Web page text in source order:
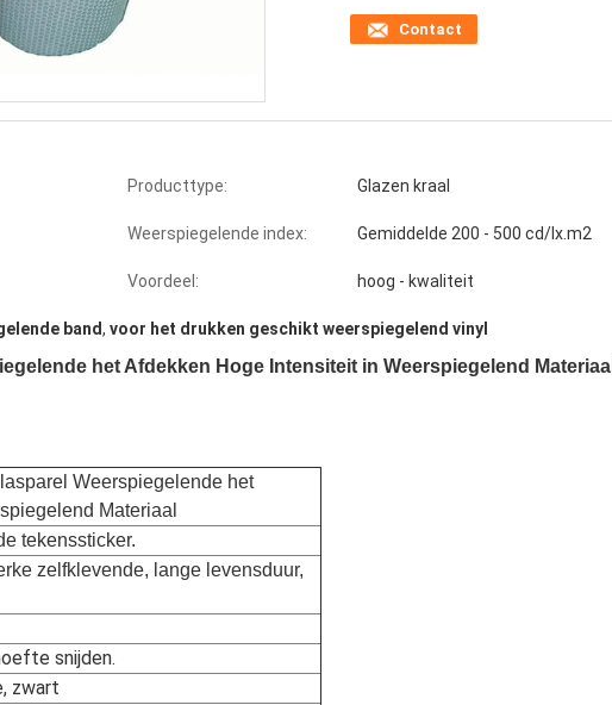
Contact
Producttype: Glazen kraal
Weerspiegelende index: Gemiddelde 200 - 500 cd/lx.m2
Voordeel: hoog - kwaliteit
band, voor het drukken geschikt weerspiegelend vinyl
het Afdekken Hoge Intensiteit in Weerspiegelend Materiaal
Weerspiegelende het
Materiaal
tekenssticker.
zelfklevende, lange levensduur,
snijden.
zwart